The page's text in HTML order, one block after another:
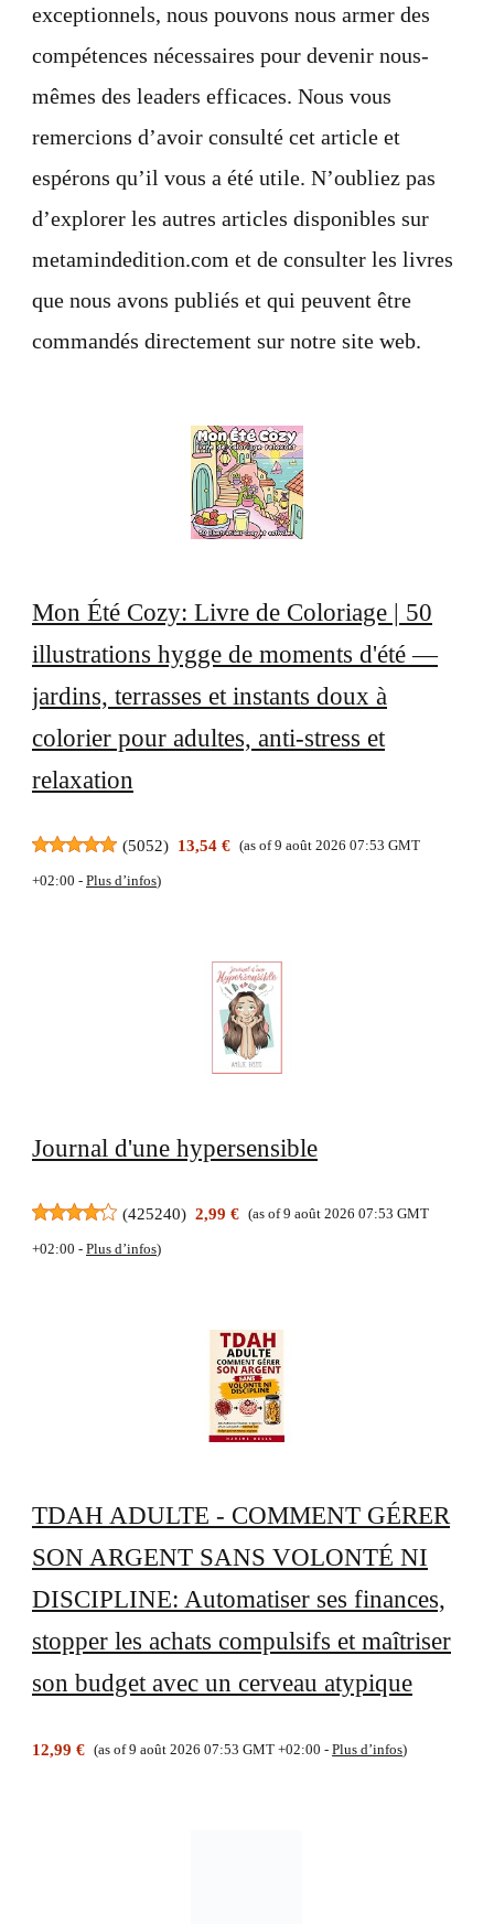
exceptionnels, nous pouvons nous armer des
compétences nécessaires pour devenir nous-
mêmes des leaders efficaces. Nous vous
remercions d’avoir consulté cet article et
espérons qu’il vous a été utile. N’oubliez pas
d’explorer les autres articles disponibles sur
metamindedition.com et de consulter les livres
que nous avons publiés et qui peuvent être
commandés directement sur notre site web.
Mon Été Cozy: Livre de Coloriage | 50
illustrations hygge de moments d'été —
jardins, terrasses et instants doux à
colorier pour adultes, anti-stress et
relaxation
(5052) 13,54 € (as of 9 août 2026 07:53 GMT
+02:00 - Plus d’infos)
Journal d'une hypersensible
(425240) 2,99 € (as of 9 août 2026 07:53 GMT
+02:00 - Plus d’infos)
TDAH ADULTE - COMMENT GÉRER
SON ARGENT SANS VOLONTÉ NI
DISCIPLINE: Automatiser ses finances,
stopper les achats compulsifs et maîtriser
son budget avec un cerveau atypique
12,99 € (as of 9 août 2026 07:53 GMT +02:00 -Plus d’infos)